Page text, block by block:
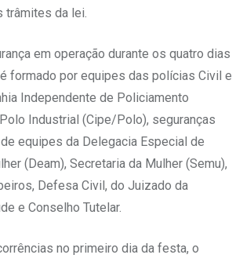
trâmites da lei.
em operação durante os quatro dias
formado por equipes das polícias Civil e
Independente de Policiamento
Industrial (Cipe/Polo), seguranças
equipes da Delegacia Especial de
(Deam), Secretaria da Mulher (Semu),
Defesa Civil, do Juizado da
e Conselho Tutelar.
no primeiro dia da festa, o